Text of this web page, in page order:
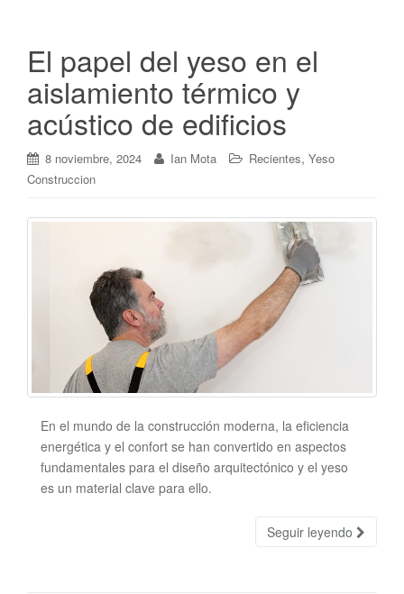
El papel del yeso en el
aislamiento térmico y
acústico de edificios
8 noviembre, 2024 Ian Mota Recientes, Yeso
Construccion
En el mundo de la construcción moderna, la eficiencia
energética y el confort se han convertido en aspectos
fundamentales para el diseño arquitectónico y el yeso
es un material clave para ello.
Seguir leyendo